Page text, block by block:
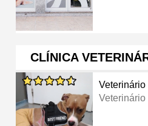
CLÍNICA
Veterinário
Veterinário